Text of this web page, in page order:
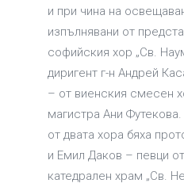
и при чина на
изпълнявани от
софийския хор „Св.
диригент г-н Андрей
– от виенския смесен
магистра Ани
от двата хора бяха
и Емил Даков – певци
катедрален храм „Св.